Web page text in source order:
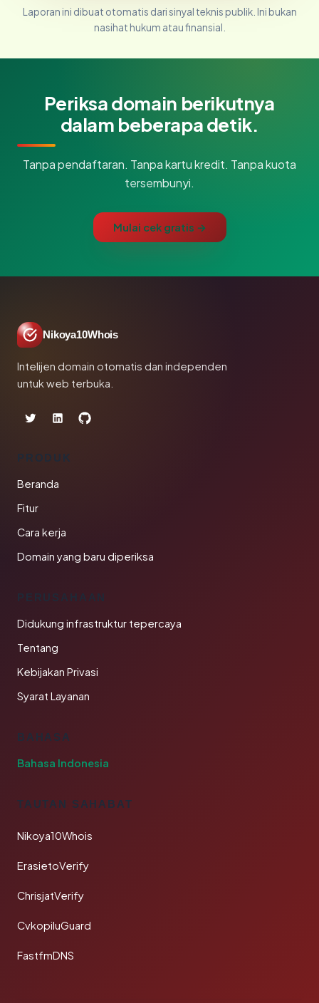
Laporan ini dibuat otomatis dari sinyal teknis publik. Ini bukan
nasihat hukum atau finansial.
Periksa domain berikutnya
dalam beberapa detik.
Tanpa pendaftaran. Tanpa kartu kredit. Tanpa kuota
tersembunyi.
Mulai cek gratis →
Nikoya10Whois
Intelijen domain otomatis dan independen
untuk web terbuka.
PRODUK
Beranda
Fitur
Cara kerja
Domain yang baru diperiksa
PERUSAHAAN
Didukung infrastruktur tepercaya
Tentang
Kebijakan Privasi
Syarat Layanan
BAHASA
Bahasa Indonesia
TAUTAN SAHABAT
Nikoya10Whois
ErasietoVerify
ChrisjatVerify
CvkopiluGuard
FastfmDNS